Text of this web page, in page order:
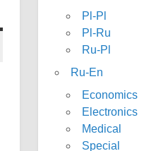
Pl-Pl
Pl-Ru
Ru-Pl
Ru-En
Economics
Electronics
Medical
Special